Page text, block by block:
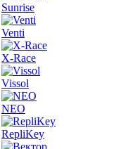
Sunrise
Venti
X-Race
Vissol
NEO
RepliKey